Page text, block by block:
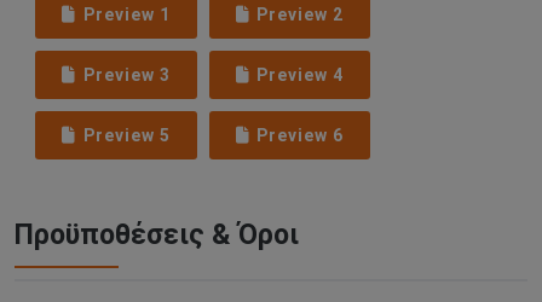
Preview 1 Preview 2
Preview 3 Preview 4
Preview 5 Preview 6
Προϋποθέσεις & Όροι